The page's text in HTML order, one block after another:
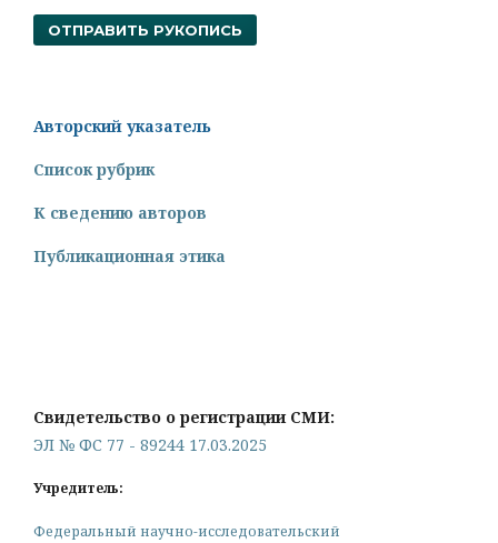
ОТПРАВИТЬ РУКОПИСЬ
Авторский указатель
Список рубрик
К сведению авторов
Публикационная этика
Свидетельство о регистрации СМИ:
ЭЛ № ФС 77 - 89244 17.03.2025
Учредитель:
Федеральный научно-исследовательский